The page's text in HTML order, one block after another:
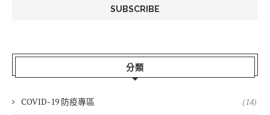
分類
COVID-19 防疫專區 (14)